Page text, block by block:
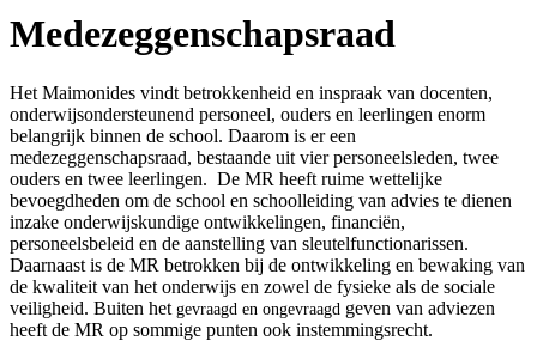
Medezeggenschapsraad
Het Maimonides vindt betrokkenheid en inspraak van docenten,
onderwijsondersteunend personeel, ouders en leerlingen enorm
belangrijk binnen de school. Daarom is er een
medezeggenschapsraad, bestaande uit vier personeelsleden, twee
ouders en twee leerlingen. De MR heeft ruime wettelijke
bevoegdheden om de school en schoolleiding van advies te dienen
inzake onderwijskundige ontwikkelingen, financiën,
personeelsbeleid en de aanstelling van sleutelfunctionarissen.
Daarnaast is de MR betrokken bij de ontwikkeling en bewaking van
de kwaliteit van het onderwijs en zowel de fysieke als de sociale
veiligheid. Buiten het gevraagd en ongevraagd geven van adviezen
heeft de MR op sommige punten ook instemmingsrecht.